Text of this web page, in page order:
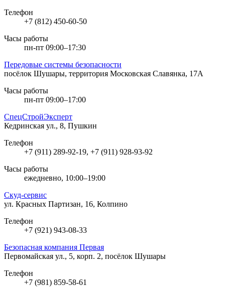
Телефон
+7 (812) 450-60-50
Часы работы
пн-пт 09:00–17:30
Передовые системы безопасности
посёлок Шушары, территория Московская Славянка, 17А
Часы работы
пн-пт 09:00–17:00
СпецСтройЭксперт
Кедринская ул., 8, Пушкин
Телефон
+7 (911) 289-92-19, +7 (911) 928-93-92
Часы работы
ежедневно, 10:00–19:00
Скуд-сервис
ул. Красных Партизан, 16, Колпино
Телефон
+7 (921) 943-08-33
Безопасная компания Первая
Первомайская ул., 5, корп. 2, посёлок Шушары
Телефон
+7 (981) 859-58-61